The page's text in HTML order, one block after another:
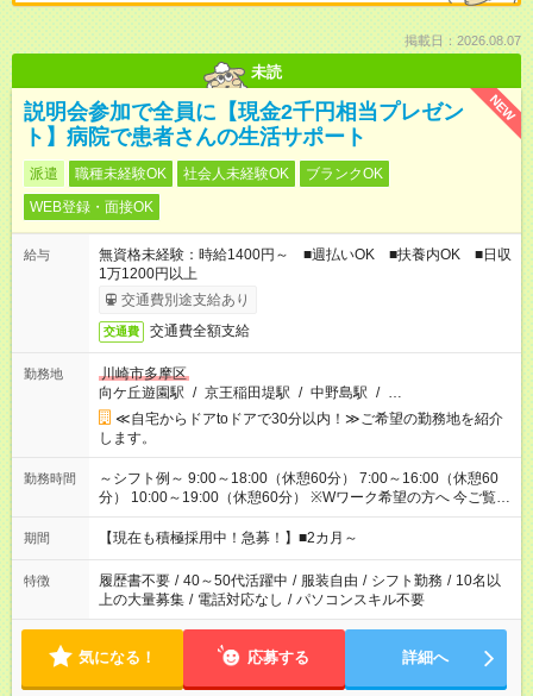
掲載日：2026.08.07
未読
NEW
説明会参加で全員に【現金2千円相当プレゼン
ト】病院で患者さんの生活サポート
派遣 職種未経験OK 社会人未経験OK
ブランクOK
WEB登録・面接OK
給与
無資格未経験：時給1400円～ ■週払いOK ■扶養内OK ■日収
1万1200円以上
交通費別途支給あり
交通費 交通費全額支給
勤務地
川崎市多摩区
向ケ丘遊園駅 / 京王稲田堤駅 / 中野島駅 / …
≪自宅からドアtoドアで30分以内！≫ご希望の勤務地を紹介
します。
勤務時間
～シフト例～ 9:00～18:00（休憩60分） 7:00～16:00（休憩60
分） 10:00～19:00（休憩60分） ※Wワーク希望の方へ 今ご覧の
お仕事で希望する勤務時間と、もう1つのお仕事の勤務時間の合
計が 週40時間を超えなければOKです。
期間 【現在も積極採用中！急募！】■2カ月～
特徴 履歴書不要 / 40～50代活躍中 / 服装自由 / シフト勤務 / 10名以
上の大量募集 / 電話対応なし / パソコンスキル不要
気になる！ 応募する 詳細へ